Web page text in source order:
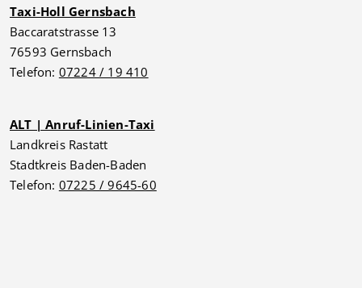
Taxi-Holl Gernsbach
Baccaratstrasse 13
76593 Gernsbach
Telefon: 07224 / 19 410
ALT | Anruf-Linien-Taxi
Landkreis Rastatt
Stadtkreis Baden-Baden
Telefon: 07225 / 9645-60